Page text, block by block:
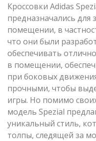
Кроссовки Adidas
предназначались для
помещении, в
что они были
обеспечивать
в помещении,
при боковых
прочными, чтобы
игры. Но помимо
модель Spezial
уникальный стиль,
толпы, следящей за